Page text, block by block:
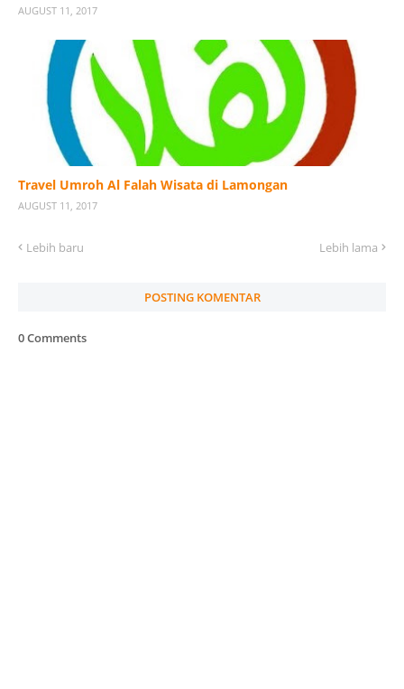
AUGUST 11, 2017
Travel Umroh Al Falah Wisata di Lamongan
AUGUST 11, 2017
Lebih baru Lebih lama
POSTING KOMENTAR
0 Comments